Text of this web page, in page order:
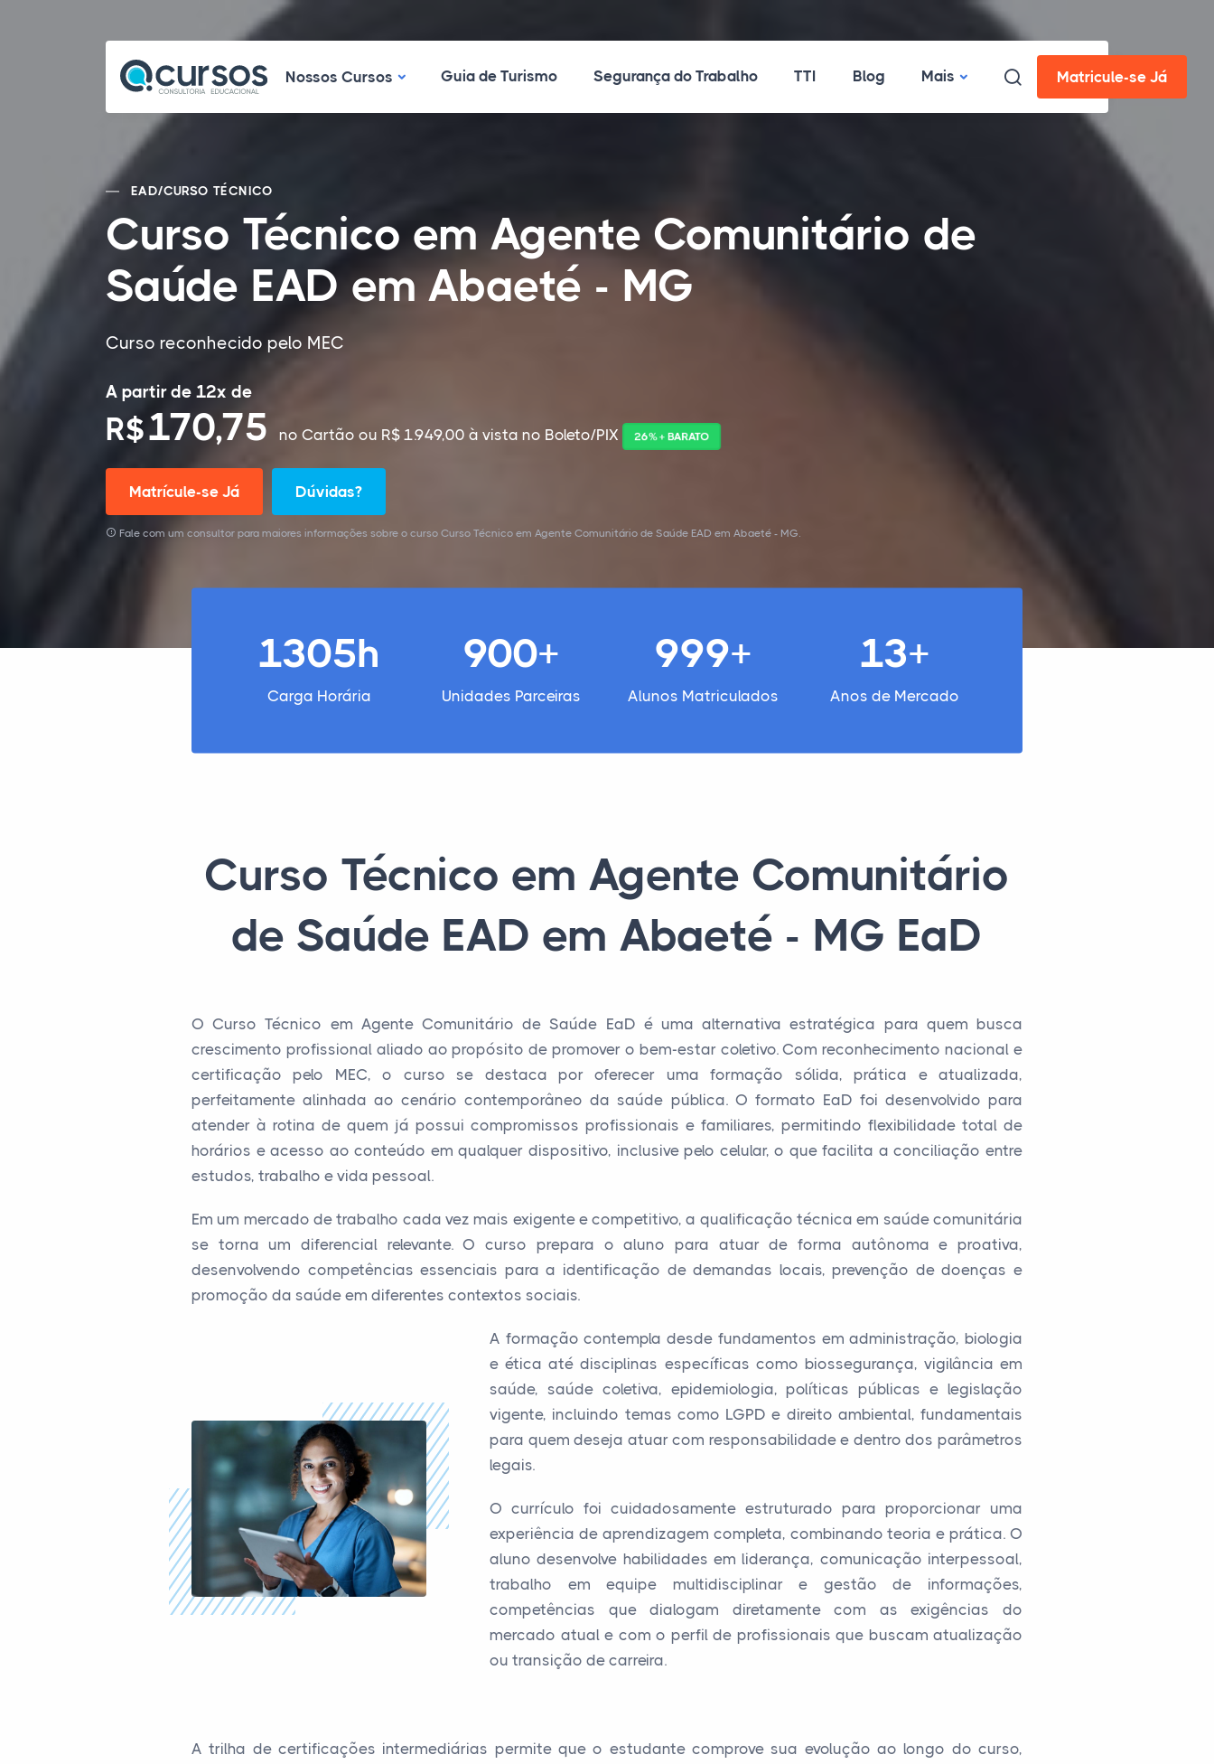
Nossos CursosNossos Cursos
Guia de Turismo Segurança do Trabalho TTI Blog Mais Matricule-se Já
EAD/CURSO TÉCNICO
Curso Técnico em Agente Comunitário de
Saúde EAD em Abaeté - MG
Curso reconhecido pelo MEC
A partir de 12x de
R$170,75 no Cartão ou R$ 1.949,00 à vista no Boleto/PIX 26% + BARATO
Matrícule-se Já Dúvidas?
Fale com um consultor para maiores informações sobre o curso Curso Técnico em Agente Comunitário de Saúde EAD em Abaeté - MG.
1305h
Carga Horária
900+
Unidades Parceiras
999+
Alunos Matriculados
13+
Anos de Mercado
Curso Técnico em Agente Comunitário
de Saúde EAD em Abaeté - MG EaD
O Curso Técnico em Agente Comunitário de Saúde EaD é uma alternativa estratégica para quem busca
crescimento profissional aliado ao propósito de promover o bem-estar coletivo. Com reconhecimento nacional e
certificação pelo MEC, o curso se destaca por oferecer uma formação sólida, prática e atualizada,
perfeitamente alinhada ao cenário contemporâneo da saúde pública. O formato EaD foi desenvolvido para
atender à rotina de quem já possui compromissos profissionais e familiares, permitindo flexibilidade total de
horários e acesso ao conteúdo em qualquer dispositivo, inclusive pelo celular, o que facilita a conciliação entre
estudos, trabalho e vida pessoal.
Em um mercado de trabalho cada vez mais exigente e competitivo, a qualificação técnica em saúde comunitária
se torna um diferencial relevante. O curso prepara o aluno para atuar de forma autônoma e proativa,
desenvolvendo competências essenciais para a identificação de demandas locais, prevenção de doenças e
promoção da saúde em diferentes contextos sociais.
A formação contempla desde fundamentos em administração, biologia
e ética até disciplinas específicas como biossegurança, vigilância em
saúde, saúde coletiva, epidemiologia, políticas públicas e legislação
vigente, incluindo temas como LGPD e direito ambiental, fundamentais
para quem deseja atuar com responsabilidade e dentro dos parâmetros
legais.
O currículo foi cuidadosamente estruturado para proporcionar uma
experiência de aprendizagem completa, combinando teoria e prática. O
aluno desenvolve habilidades em liderança, comunicação interpessoal,
trabalho em equipe multidisciplinar e gestão de informações,
competências que dialogam diretamente com as exigências do
mercado atual e com o perfil de profissionais que buscam atualização
ou transição de carreira.
A trilha de certificações intermediárias permite que o estudante comprove sua evolução ao longo do curso,